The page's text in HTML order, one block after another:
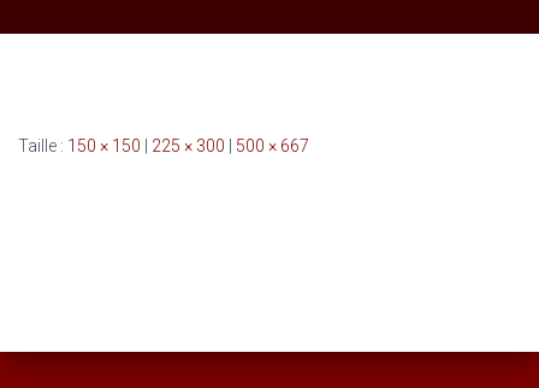
N
Taille : 150 × 150 225 × 300 500 × 667